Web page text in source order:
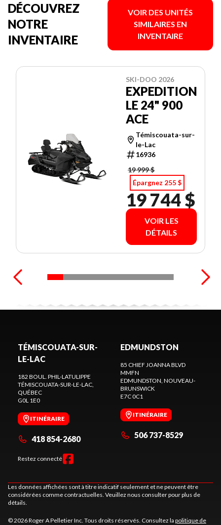
DÉCOUVREZ
NOTRE
INVENTAIRE
VOIR DES UNITÉS
SIMILAIRES EN
INVENTAIRE
SKI-DOO 2026
EXPEDITION
LE 24" 900
ACE
Témiscouata-sur-
le-Lac
16936
19 999 $
Épargnez 255 $
19 744 $
VOIR LES
DÉTAILS
TÉMISCOUATA-SUR-
LE-LAC
182 BOUL. PHIL-LATULIPPE
TÉMISCOUATA-SUR-LE-LAC,
QUÉBEC
G0L 1E0
ITINÉRAIRE
418 854-2680
Restez connecté
EDMUNDSTON
85 CHIEF JOANNA BLVD
MMFN
EDMUNDSTON, NOUVEAU-
BRUNSWICK
E7C 0C1
ITINÉRAIRE
506 737-8529
Les données affichées sont à titre indicatif seulement et ne peuvent être
considérées comme contractuelles. Veuillez nous consulter pour plus de
détails.
© 2026 Roger A Pelletier Inc. Tous droits réservés. Consultez la politique de